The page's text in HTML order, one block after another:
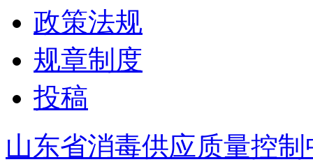
政策法规
规章制度
投稿
山东省消毒供应质量控制